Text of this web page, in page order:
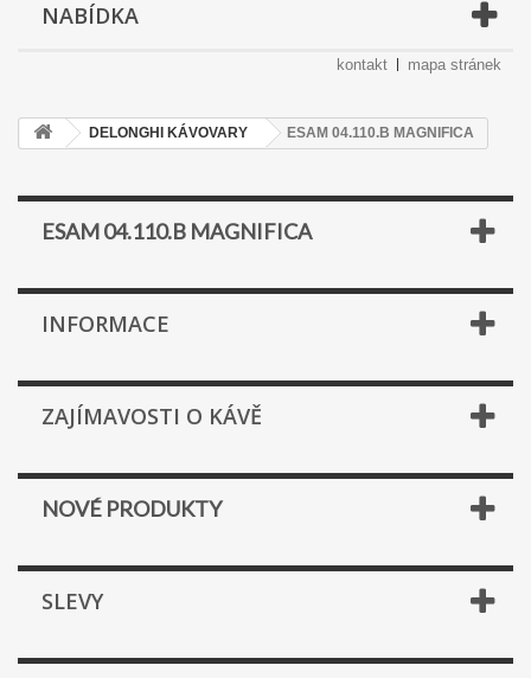
NABÍDKA
kontakt mapa stránek
DELONGHI KÁVOVARY ESAM 04.110.B MAGNIFICA
ESAM 04.110.B MAGNIFICA
INFORMACE
ZAJÍMAVOSTI O KÁVĚ
NOVÉ PRODUKTY
SLEVY